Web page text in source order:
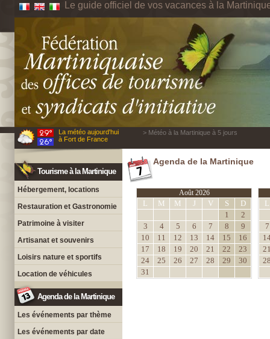
Le guide officiel de vos vacances à la
La météo aujourd'hui
à Fort de France
> Météo à la Martinique à 5 jours
Tourisme à la Martinique
Hébergement, locations
Restauration et Gastronomie
Patrimoine à visiter
Artisanat et souvenirs
Loisirs nature et sportifs
Location de véhicules
Agenda de la Martinique
Les événements par thème
Les événements par date
Agenda de la Martinique
Août 2026
L M M J V S
D
1
2
3
4 5 6 7 8
9
10
11 12 13 14 15
16
17
18 19 20 21 22
23
24
25 26 27 28 29
30
31
L
7